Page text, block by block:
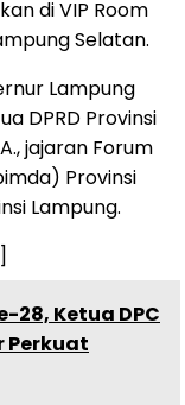
di VIP Room
Selatan.
Lampung
DPRD Provinsi
jajaran Forum
Provinsi
Lampung.
28, Ketua DPC
Perkuat